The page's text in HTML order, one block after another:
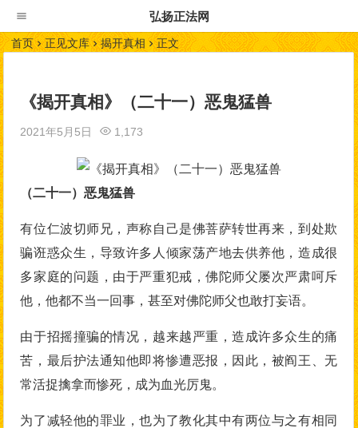
弘扬正法网
首页 正见文库 揭开真相 正文
《揭开真相》（二十一）恶鬼猛兽
2021年5月5日 1,173
（二十一）恶鬼猛兽
有位仁波切师兄，声称自己是佛菩萨转世再来，到处欺
骗诳惑众生，导致许多人倾家荡产地去供养他，造成很
多家庭的问题，由于严重犯戒，佛陀师父屡次严肃呵斥
他，他都不当一回事，甚至对佛陀师父也敢打妄语。
由于招摇撞骗的情况，越来越严重，造成许多众生的痛
苦，最后护法通知他即将惨遭恶报，因此，被阎王、无
常活捉擒拿而惨死，成为血光厉鬼。
为了减轻他的罪业，也为了教化其中有两位与之有相同